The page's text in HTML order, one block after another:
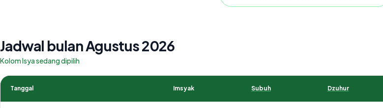
Jadwal bulan Agustus 2026
Kolom Isya sedang dipilih
Tanggal Imsyak Subuh Dzuhur